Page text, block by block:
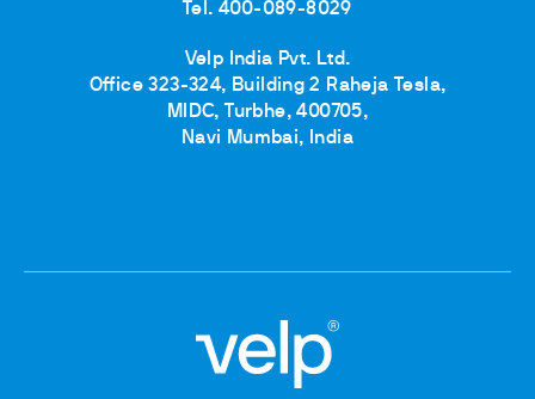
Tel. 400-089-8029
Velp India Pvt. Ltd.
Office 323-324, Building 2 Raheja Tesla,
MIDC, Turbhe, 400705,
Navi Mumbai, India